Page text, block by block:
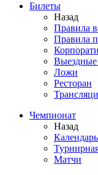
Билеты
Назад
Правила
Правила
Выездные
Ложи
Ресторан
Чемпионат
Назад
Календарь
Матчи